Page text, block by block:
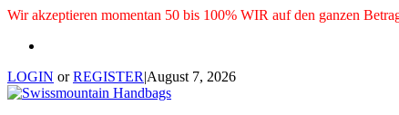
Wir akzeptieren momentan 50 bis 100% WIR auf den ganzen
LOGIN orREGISTER|August 7, 2026